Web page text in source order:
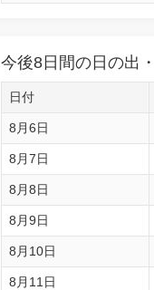
今後8日間の日の出
日付
8月6日
8月7日
8月8日
8月9日
8月10日
8月11日